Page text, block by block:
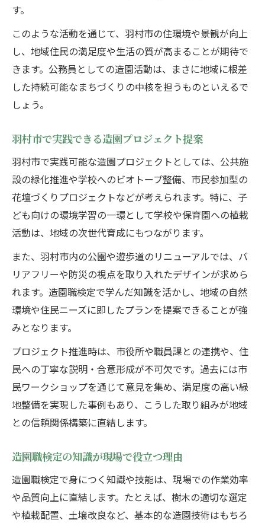
す。
このような活動を通じて、羽村市の住環境や景観が向上
し、地域住民の満足度や生活の質が高まることが期待で
きます。公務員としての造園活動は、まさに地域に根差
した持続可能なまちづくりの中核を担うものといえるで
しょう。
羽村市で実践できる造園プロジェクト提案
羽村市で実践可能な造園プロジェクトとしては、公共施
設の緑化推進や学校へのビオトープ整備、市民参加型の
花壇づくりプロジェクトなどが考えられます。特に、子
ども向けの環境学習の一環として学校や保育園への植栽
活動は、地域の次世代育成にもつながります。
また、羽村市内の公園や遊歩道のリニューアルでは、バ
リアフリーや防災の視点を取り入れたデザインが求めら
れます。造園職検定で学んだ知識を活かし、地域の自然
環境や住民ニーズに即したプランを提案できることが強
みとなります。
プロジェクト推進時は、市役所や職員課との連携や、住
民への丁寧な説明・合意形成が不可欠です。過去には市
民ワークショップを通じて意見を集め、満足度の高い緑
地整備を実現した事例もあり、こうした取り組みが地域
との信頼関係構築に直結します。
造園職検定の知識が現場で役立つ理由
造園職検定で身につく知識や技能は、現場での作業効率
や品質向上に直結します。たとえば、樹木の適切な選定
や植栽配置、土壌改良など、基本的な造園技術はもちろ